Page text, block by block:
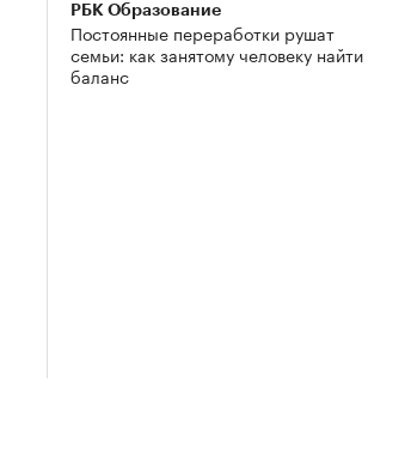
РБК Образование
Постоянные переработки рушат
семьи: как занятому человеку найти
баланс